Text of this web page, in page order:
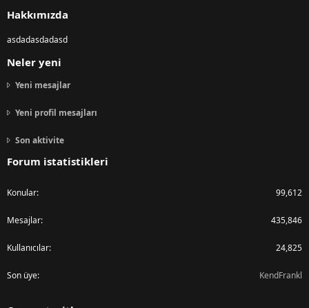
Hakkımızda
asdadasdadasd
Neler yeni
Yeni mesajlar
Yeni profil mesajları
Son aktivite
Forum istatistikleri
Konular 99,612
Mesajlar 435,846
Kullanıcılar 24,825
Son üye KendFrankl